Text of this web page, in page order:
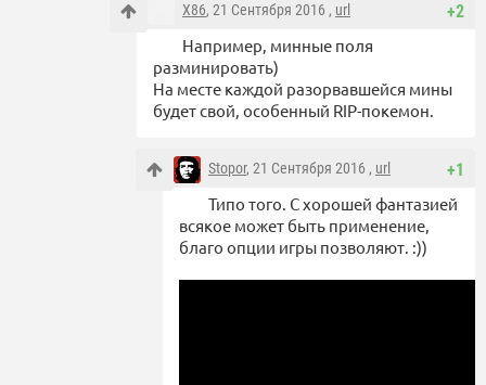
+2
X86, 21 Сентября 2016 , url
Например, минные поля
разминировать)
На месте каждой разорвавшейся мины
будет свой, особенный RIP-покемон.
+1
Stopor, 21 Сентября 2016 , url
Типо того. С хорошей фантазией
всякое может быть применение,
благо опции игры позволяют. :))